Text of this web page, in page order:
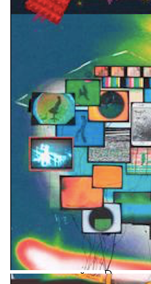
Adobe запустили
искусства. Компания
переосмыслить
легендарного
Пушкина «Руслан и
Adobe Photoshop
представить свою
Создатели самых
смогут выставить
на международном
и цифрового
и выиграют
в Гридчинхолл,
резиденций в России.